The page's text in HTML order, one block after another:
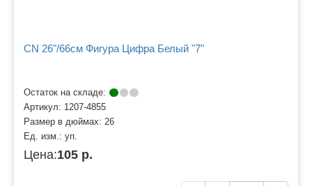
CN 26"/66см Фигура Цифра Белый "7"
Остаток на складе:
Артикул: 1207-4855
Размер в дюймах: 26
Ед. изм.: уп.
Цена:105 р.